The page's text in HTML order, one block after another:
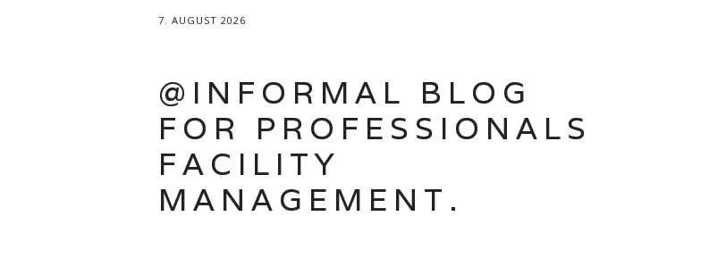
7. AUGUST 2026
@INFORMAL BLOG
FOR PROFESSIONALS
FACILITY
MANAGEMENT.